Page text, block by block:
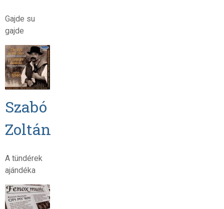
Gajde su
gajde
Szabó
Zoltán
A tündérek
ajándéka